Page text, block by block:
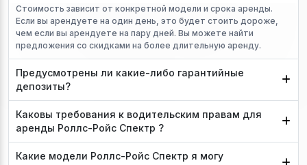
Стоимость зависит от конкретной модели и срока аренды.
Если вы арендуете на один день, это будет стоить дороже,
чем если вы арендуете на пару дней. Вы можете найти
предложения со скидками на более длительную аренду.
Предусмотрены ли какие-либо гарантийные
депозиты?
Каковы требования к водительским правам для
аренды Роллс-Ройс Спектр ?
Какие модели Роллс-Ройс Спектр я могу